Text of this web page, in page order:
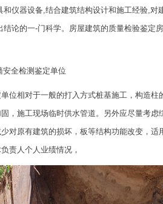
和仪器设备,结合建筑结构设计和施工经验,
结论的一-门科学。房屋建筑的质量检验鉴定
位相对于一般的打入方式桩基施工，构造
，施工现场临时供水管道。另外应尽量考
对原有建筑的损坏，板等结构功能改变，
责人个人业绩情况，